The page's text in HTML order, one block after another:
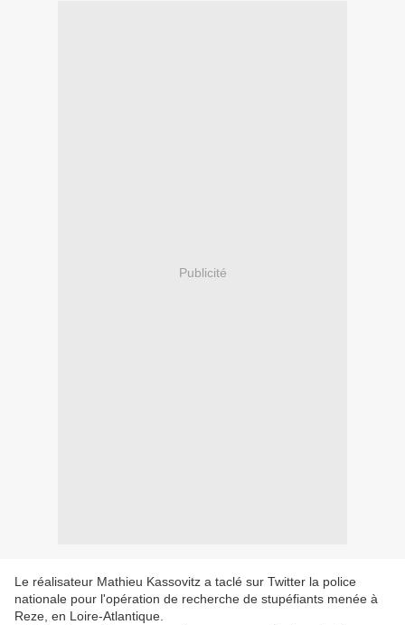
Publicité
Le réalisateur Mathieu Kassovitz a taclé sur Twitter la police
nationale pour l'opération de recherche de stupéfiants menée à
Reze, en Loire-Atlantique.